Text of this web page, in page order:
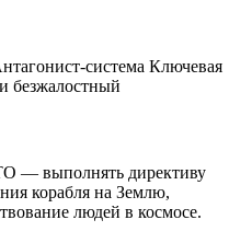
система Ключевая
безжалостный
— выполнять директиву
корабля на Землю,
людей в космосе.